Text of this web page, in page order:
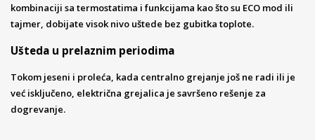
kombinaciji sa termostatima i funkcijama kao što su ECO mod ili
tajmer, dobijate visok nivo uštede bez gubitka toplote.
Ušteda u prelaznim periodima
Tokom jeseni i proleća, kada centralno grejanje još ne radi ili je
već isključeno, električna grejalica je savršeno rešenje za
dogrevanje.